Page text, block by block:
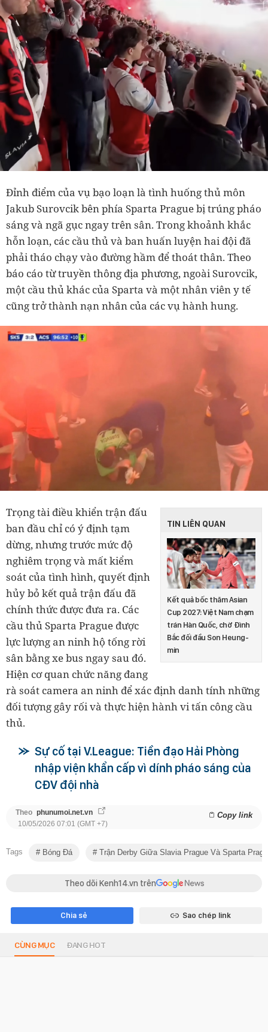
Đỉnh điểm của vụ bạo loạn là tình huống thủ môn
Jakub Surovcik bên phía Sparta Prague bị trúng pháo
sáng và ngã gục ngay trên sân. Trong khoảnh khắc
hỗn loạn, các cầu thủ và ban huấn luyện hai đội đã
phải tháo chạy vào đường hầm để thoát thân. Theo
báo cáo từ truyền thông địa phương, ngoài Surovcik,
một cầu thủ khác của Sparta và một nhân viên y tế
cũng trở thành nạn nhân của các vụ hành hung.
TIN LIÊN QUAN
Kết quả bốc thăm Asian
Cup 2027: Việt Nam chạm
trán Hàn Quốc, chờ Đình
Bắc đối đầu Son Heung-
min
Trọng tài điều khiển trận đấu
ban đầu chỉ có ý định tạm
dừng, nhưng trước mức độ
nghiêm trọng và mất kiểm
soát của tình hình, quyết định
hủy bỏ kết quả trận đấu đã
chính thức được đưa ra. Các
cầu thủ Sparta Prague được
lực lượng an ninh hộ tống rời
sân bằng xe bus ngay sau đó.
Hiện cơ quan chức năng đang
rà soát camera an ninh để xác định danh tính những
đối tượng gây rối và thực hiện hành vi tấn công cầu
thủ.
Sự cố tại V.League: Tiền đạo Hải Phòng
nhập viện khẩn cấp vì dính pháo sáng của
CĐV đội nhà
Theo phunumoi.net.vn Copy link
10/05/2026 07:01 (GMT +7)
Tags Bóng Đá Trận Derby Giữa Slavia Prague Và Sparta
Theo dõi Kenh14.vn trên
Chia sẻ Sao chép link
CÙNG MỤC ĐANG HOT